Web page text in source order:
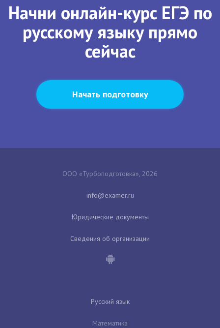
Начни онлайн-курс ЕГЭ по
русскому языку прямо
сейчас
Начать подготовку
ООО «Турбоподготовка», 2026
Юридические документы
Сведения об организации
Русский язык
Математика